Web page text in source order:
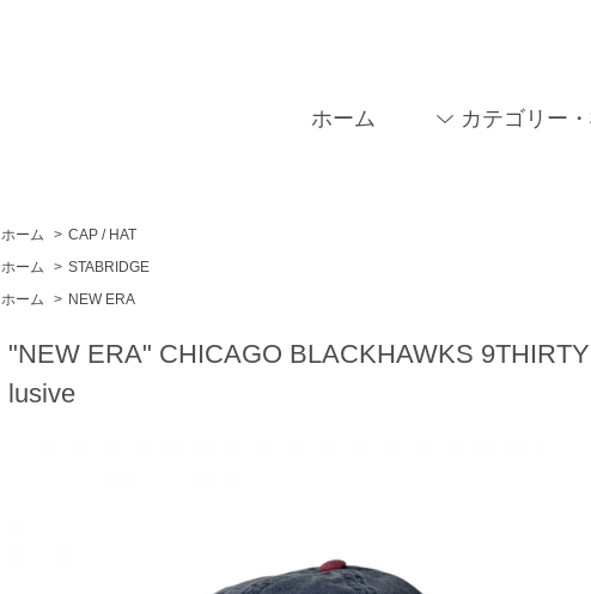
ホーム カテゴリー
ホーム > CAP / HAT
ホーム
> STABRIDGE
ホーム
> NEW ERA
"NEW ERA" CHICAGO BLACKHAWKS
lusive